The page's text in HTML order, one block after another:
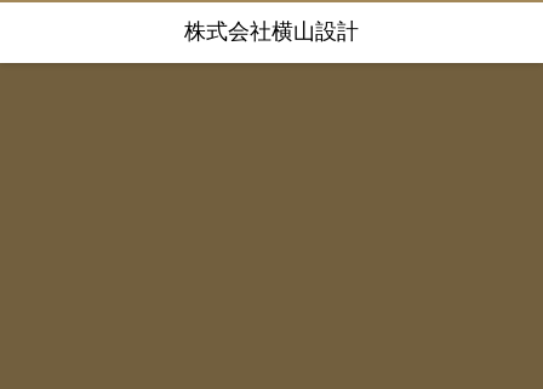
株式会社横山設計